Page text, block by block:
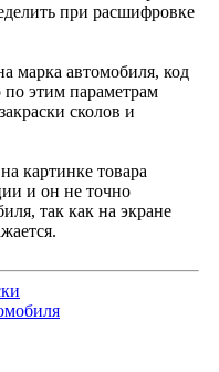
при расшифровке
марка автомобиля, код
по этим параметрам
сколов и
картинке товара
и он не точно
так как на экране